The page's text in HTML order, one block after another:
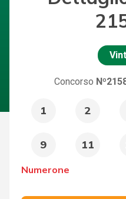
Concorso
1 2
9 11
Numerone